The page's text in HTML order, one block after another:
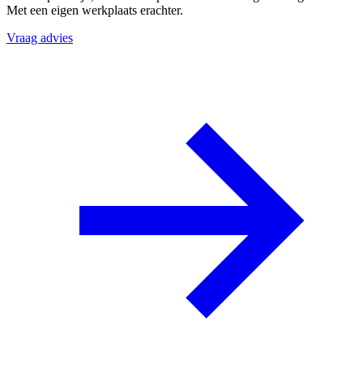
Met een eigen werkplaats erachter.
Vraag advies